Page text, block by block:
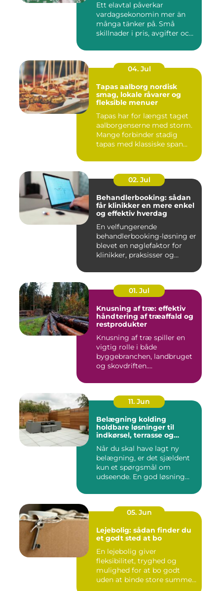
Ett elavtal påverkar
vardagsekonomin mer än
många tänker på. Små
skillnader i pris, avgifter och
04. Jul
Tapas aalborg nordisk
smag, lokale råvarer og
fleksible menuer
Tapas har for længst taget
aalborgenserne med storm.
Mange forbinder stadig
tapas med klassiske span...
02. Jul
Behandlerbooking: sådan
får klinikker en mere enkel
og effektiv hverdag
En velfungerende
behandlerbooking-løsning er
blevet en nøglefaktor for
klinikker, praksisser og
01. Jul
Knusning af træ: effektiv
håndtering af træaffald og
restprodukter
Knusning af træ spiller en
vigtig rolle i både
byggebranchen, landbruget
og skovdriften....
11. Jun
Belægning kolding
holdbare løsninger til
indkørsel, terrasse og
Når du skal have lagt ny
belægning, er det sjældent
kun et spørgsmål om
udseende. En god løsning
05. Jun
Lejebolig: sådan finder du
et godt sted at bo
En lejebolig giver
fleksibilitet, tryghed og
mulighed for at bo godt
uden at binde store summer